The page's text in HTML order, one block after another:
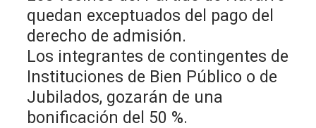
quedan exceptuados del pago del
derecho de admisión.
Los integrantes de contingentes de
Instituciones de Bien Público o de
Jubilados, gozarán de una
bonificación del 50 %.